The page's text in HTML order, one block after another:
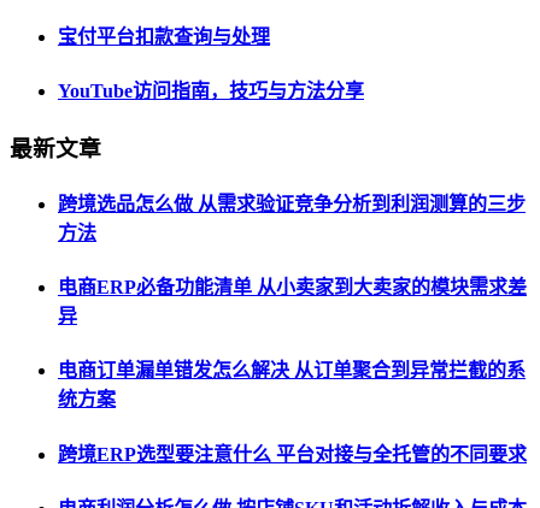
宝付平台扣款查询与处理
YouTube访问指南，技巧与方法分享
最新文章
跨境选品怎么做 从需求验证竞争分析到利润测算的三步
方法
电商ERP必备功能清单 从小卖家到大卖家的模块需求差
异
电商订单漏单错发怎么解决 从订单聚合到异常拦截的系
统方案
跨境ERP选型要注意什么 平台对接与全托管的不同要求